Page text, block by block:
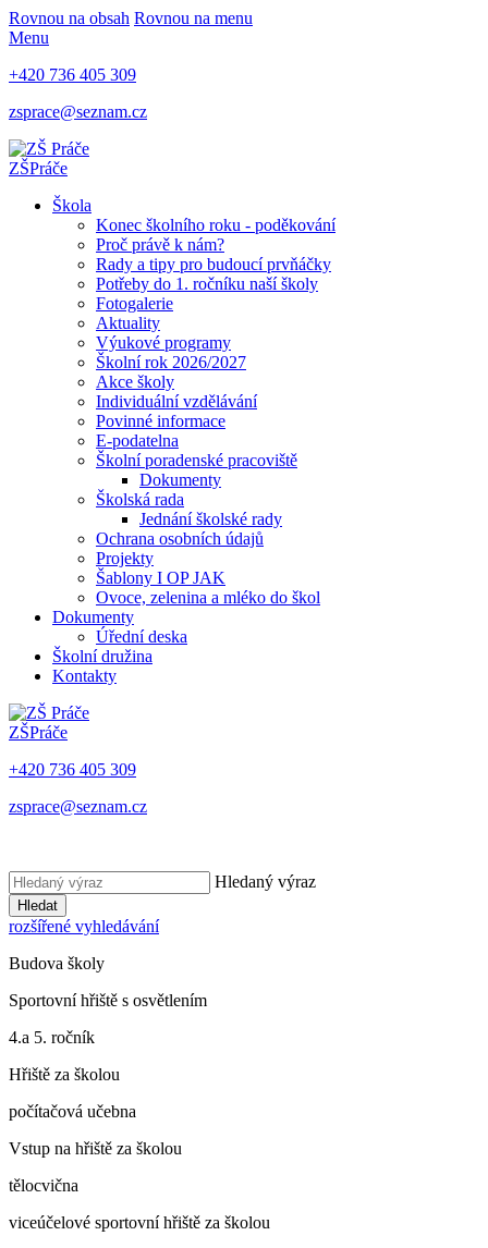
Rovnou na obsah Rovnou na menu
Menu
+420 736 405 309
zsprace@seznam.cz
ZŠPráče
Škola
Konec školního roku - poděkování
Proč právě k nám?
Rady a tipy pro budoucí prvňáčky
Potřeby do 1. ročníku naší školy
Fotogalerie
Aktuality
Výukové programy
Školní rok 2026/2027
Akce školy
Individuální vzdělávání
Povinné informace
E-podatelna
Školní poradenské pracoviště
Dokumenty
Školská rada
Jednání školské rady
Ochrana osobních údajů
Projekty
Šablony I OP JAK
Ovoce, zelenina a mléko do škol
Dokumenty
Úřední deska
Školní družina
Kontakty
ZŠPráče
+420 736 405 309
zsprace@seznam.cz
Hledaný výraz
Hledat
rozšířené vyhledávání
Budova školy
Sportovní hřiště s osvětlením
4.a 5. ročník
Hřiště za školou
počítačová učebna
Vstup na hřiště za školou
tělocvična
viceúčelové sportovní hřiště za školou